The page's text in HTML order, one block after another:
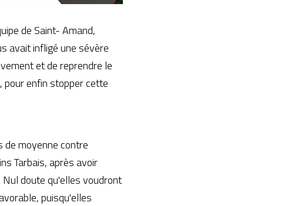
de Saint- Amand,
avait infligé une sévère
et de reprendre le
enfin stopper cette
de moyenne contre
Tarbais, après avoir
doute qu'elles voudront
puisqu'elles